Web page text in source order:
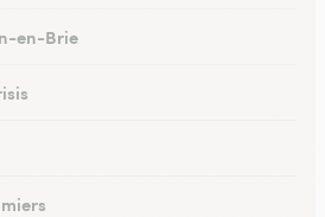
en-Brie